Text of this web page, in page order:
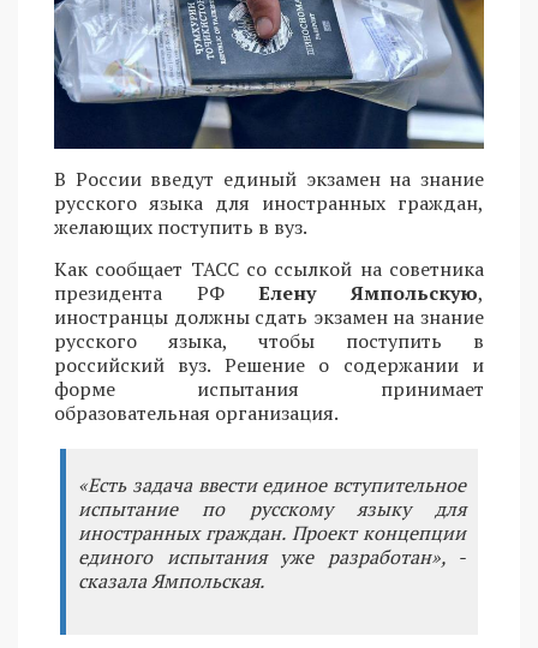
В России введут единый экзамен на знание
русского языка для иностранных граждан,
желающих поступить в вуз.
Как сообщает ТАСС со ссылкой на советника
президента РФЕлену Ямпольскую,
иностранцы должны сдать экзамен на знание
русского языка, чтобы поступить в
российский вуз. Решение о содержании и
форме испытания принимает
образовательная организация.
«Есть задача ввести единое вступительное
испытание по русскому языку для
иностранных граждан. Проект концепции
единого испытания уже разработан», -
сказала Ямпольская.